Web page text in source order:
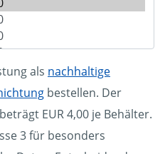
als nachhaltige
bestellen. Der
EUR 4,00 je Behälter.
3 für besonders